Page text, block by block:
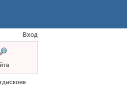
Вход